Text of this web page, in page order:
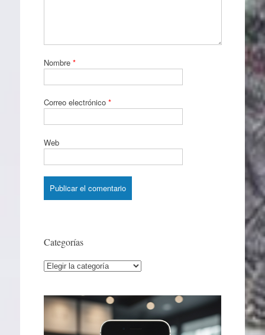
Nombre *
Correo electrónico *
Web
Categorías
Categorías